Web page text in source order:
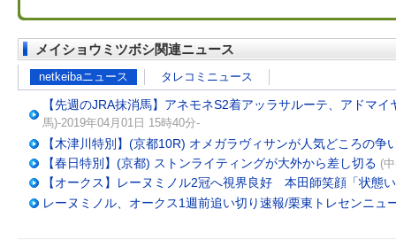
メイショウミツボシ関連ニュース
netkeibaニュース タレコミニュース
【先週のJRA抹消馬】アネモネS2着アッラサルーテ、アドマ
馬)-2019年04月01日 15時40分-
【木津川特別】(京都10R) オメガラヴィサンが人気どころの争
【春日特別】(京都) ストンライティングが大外から差し切る (
【オークス】レーヌミノル2冠へ視界良好 本田師笑顔「状態
レーヌミノル、オークス1週前追い切り速報/栗東トレセンニュ